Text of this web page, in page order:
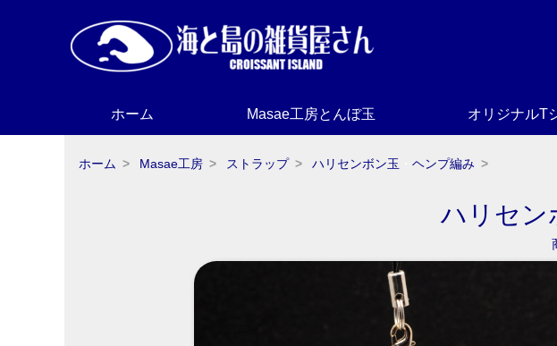
ホーム Masae工房とんぼ玉 オリジナルT
ホーム Masae工房 ストラップ ハリセンボン玉 ヘンプ編み
ハリセン